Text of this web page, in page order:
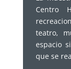
Centro
teatro,
espacio
que se